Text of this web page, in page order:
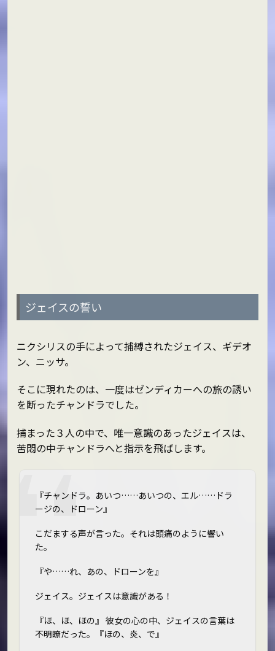
ジェイスの誓い
ニクシリスの手によって捕縛されたジェイス、ギデオ
ン、ニッサ。
そこに現れたのは、一度はゼンディカーへの旅の誘い
を断ったチャンドラでした。
捕まった３人の中で、唯一意識のあったジェイスは、
苦悶の中チャンドラへと指示を飛ばします。
『チャンドラ。あいつ……あいつの、エル……ドラ
ージの、ドローン』
こだまする声が言った。それは頭痛のように響い
た。
『や……れ、あの、ドローンを』
ジェイス。ジェイスは――意識がある！
『ほ、ほ、ほの』 彼女の心の中、ジェイスの言葉は
不明瞭だった。『ほの、炎、で』